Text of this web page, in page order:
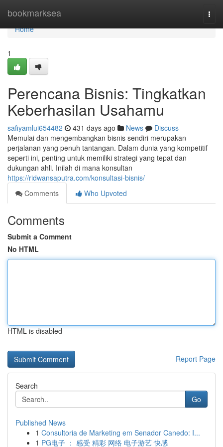
bookmarksea
Home
Home
1
Perencana Bisnis: Tingkatkan
Keberhasilan Usahamu
safiyamlui654482 431 days ago News
Discuss
Memulai dan mengembangkan bisnis sendiri merupakan
perjalanan yang penuh tantangan. Dalam dunia yang kompetitif
seperti ini, penting untuk memiliki strategi yang tepat dan
dukungan ahli. Inilah di mana konsultan
https://ridwansaputra.com/konsultasi-bisnis/
Comments
Who Upvoted
Comments
Submit a Comment
No HTML
HTML is disabled
Report Page
Search
Go
Published News
1 Consultoria de Marketing em Senador Canedo: I...
1 PG电子 ： 感受 精彩 网络 电子游艺 快感